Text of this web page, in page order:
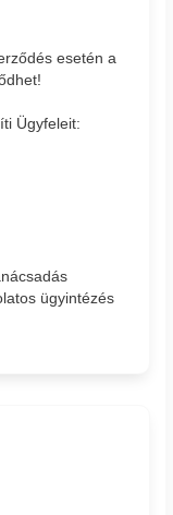
esetén a
Ügyfeleit:
ügyintézés